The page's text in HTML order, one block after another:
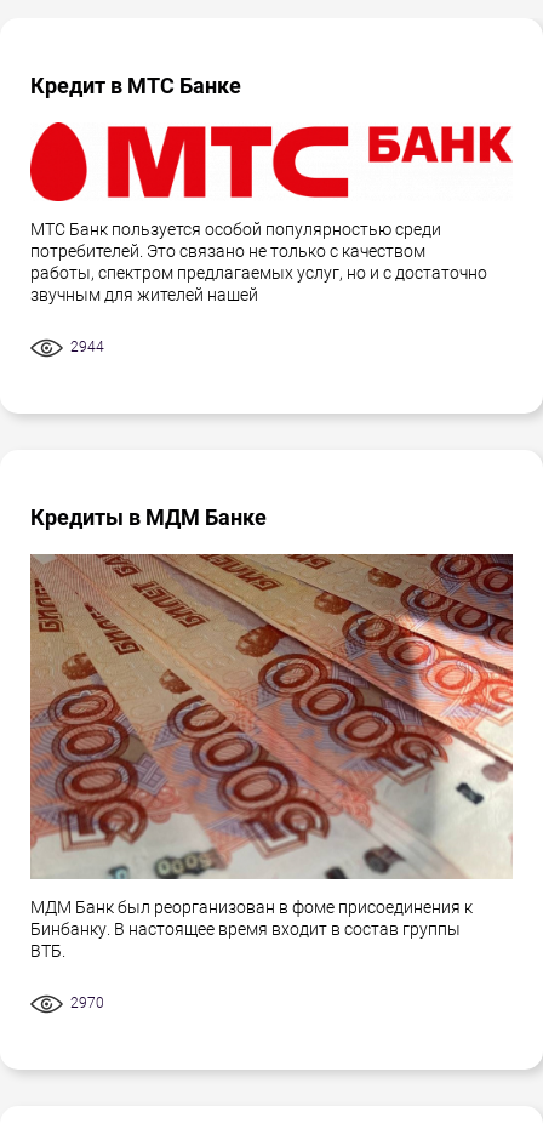
Кредит в МТС Банке
МТС Банк пользуется особой популярностью среди
потребителей. Это связано не только с качеством
работы, спектром предлагаемых услуг, но и с достаточно
звучным для жителей нашей
2944
Кредиты в МДМ Банке
МДМ Банк был реорганизован в фоме присоединения к
Бинбанку. В настоящее время входит в состав группы
ВТБ.
2970